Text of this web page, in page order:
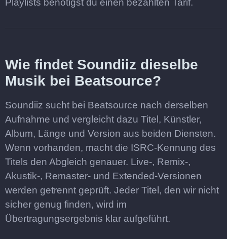
Playlists benötigst du einen bezahlten Tarif.
Wie findet Soundiiz dieselbe
Musik bei Beatsource?
Soundiiz sucht bei Beatsource nach derselben
Aufnahme und vergleicht dazu Titel, Künstler,
Album, Länge und Version aus beiden Diensten.
Wenn vorhanden, macht die ISRC-Kennung des
Titels den Abgleich genauer. Live-, Remix-,
Akustik-, Remaster- und Extended-Versionen
werden getrennt geprüft. Jeder Titel, den wir nicht
sicher genug finden, wird im
Übertragungsergebnis klar aufgeführt.